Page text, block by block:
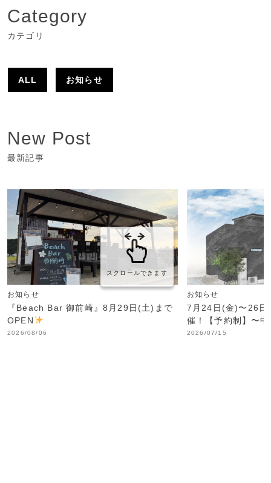
Category
カテゴリ
ALL お知らせ
New Post
最新記事
『Beach Bar 御前崎』8月29日(土)まで
OPEN
お知らせ
2026/08/06
7月24日(金)〜26日
催！【予約制】〜
お知らせ
2026/07/15
スクロールできます